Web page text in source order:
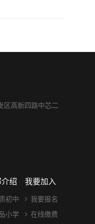
区高新四路中芯二
绍
初中
小学
我要加入
我要报名
在线缴费